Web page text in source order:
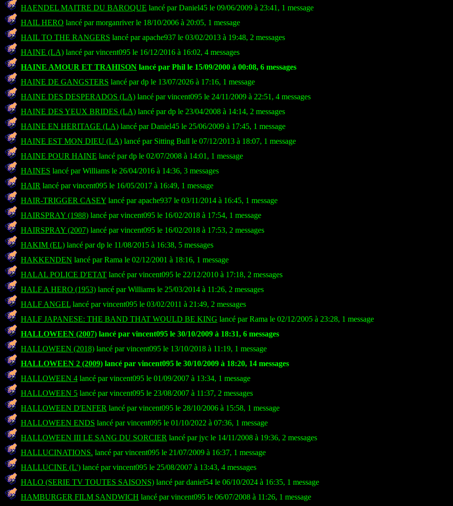
HAENDEL MAITRE DU BAROQUE lancé par Daniel45 le 09/06/2009 à 23:41, 1 message
HAIL HERO lancé par morganriver le 18/10/2006 à 20:05, 1 message
HAIL TO THE RANGERS lancé par apache937 le 03/02/2013 à 19:48, 2 messages
HAINE (LA) lancé par vincent095 le 16/12/2016 à 16:02, 4 messages
HAINE AMOUR ET TRAHISON lancé par Phil le 15/09/2000 à 00:08, 6 messages
HAINE DE GANGSTERS lancé par dp le 13/07/2026 à 17:16, 1 message
HAINE DES DESPERADOS (LA) lancé par vincent095 le 24/11/2009 à 22:51, 4 messages
HAINE DES YEUX BRIDES (LA) lancé par dp le 23/04/2008 à 14:14, 2 messages
HAINE EN HERITAGE (LA) lancé par Daniel45 le 25/06/2009 à 17:45, 1 message
HAINE EST MON DIEU (LA) lancé par Sitting Bull le 07/12/2013 à 18:07, 1 message
HAINE POUR HAINE lancé par dp le 02/07/2008 à 14:01, 1 message
HAINES lancé par Williams le 26/04/2016 à 14:36, 3 messages
HAIR lancé par vincent095 le 16/05/2017 à 16:49, 1 message
HAIR-TRIGGER CASEY lancé par apache937 le 03/11/2014 à 16:45, 1 message
HAIRSPRAY (1988) lancé par vincent095 le 16/02/2018 à 17:54, 1 message
HAIRSPRAY (2007) lancé par vincent095 le 16/02/2018 à 17:53, 2 messages
HAKIM (EL) lancé par dp le 11/08/2015 à 16:38, 5 messages
HAKKENDEN lancé par Rama le 02/12/2001 à 18:16, 1 message
HALAL POLICE D'ETAT lancé par vincent095 le 22/12/2010 à 17:18, 2 messages
HALF A HERO (1953) lancé par Williams le 25/03/2014 à 11:26, 2 messages
HALF ANGEL lancé par vincent095 le 03/02/2011 à 21:49, 2 messages
HALF JAPANESE: THE BAND THAT WOULD BE KING lancé par Rama le 02/12/2005 à 23:28, 1 message
HALLOWEEN (2007) lancé par vincent095 le 30/10/2009 à 18:31, 6 messages
HALLOWEEN (2018) lancé par vincent095 le 13/10/2018 à 11:19, 1 message
HALLOWEEN 2 (2009) lancé par vincent095 le 30/10/2009 à 18:20, 14 messages
HALLOWEEN 4 lancé par vincent095 le 01/09/2007 à 13:34, 1 message
HALLOWEEN 5 lancé par vincent095 le 23/08/2007 à 11:37, 2 messages
HALLOWEEN D'ENFER lancé par vincent095 le 28/10/2006 à 15:58, 1 message
HALLOWEEN ENDS lancé par vincent095 le 01/10/2022 à 07:36, 1 message
HALLOWEEN III LE SANG DU SORCIER lancé par jyc le 14/11/2008 à 19:36, 2 messages
HALLUCINATIONS. lancé par vincent095 le 21/07/2009 à 16:37, 1 message
HALLUCINE (L') lancé par vincent095 le 25/08/2007 à 13:43, 4 messages
HALO (SERIE TV TOUTES SAISONS) lancé par daniel54 le 06/10/2024 à 16:35, 1 message
HAMBURGER FILM SANDWICH lancé par vincent095 le 06/07/2008 à 11:26, 1 message